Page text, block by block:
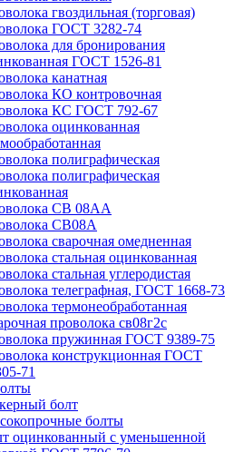
гвоздильная (торговая)
ГОСТ 3282-74
для бронирования
ГОСТ 1526-81
канатная
КО контровочная
КС ГОСТ 792-67
оцинкованная
полиграфическая
полиграфическая
СВ 08АА
СВ08А
сварочная омедненная
стальная оцинкованная
стальная углеродистая
телеграфная, ГОСТ 1668-73
термонеобработанная
проволока св08г2с
пружинная ГОСТ 9389-75
конструкционная ГОСТ
71
болт
болты
оцинкованный с уменьшенной